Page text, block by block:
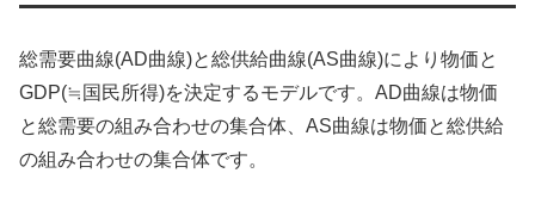
総需要曲線(AD曲線)と総供給曲線(AS曲線)により物価と
GDP(≒国民所得)を決定するモデルです。AD曲線は物価
と総需要の組み合わせの集合体、AS曲線は物価と総供給
の組み合わせの集合体です。